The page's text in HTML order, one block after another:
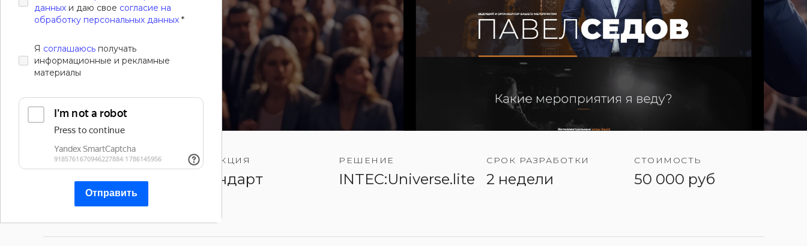
данных и даю свое согласие на
обработку персональных данных *
Я соглашаюсь получать
информационные и рекламные
материалы
Отправить
ТИП CMS
1C-Битрикс
РЕДАКЦИЯ
Стандарт
РЕШЕНИЕ
INTEC:Universe.lite
СРОК РАЗРАБОТКИ
2 недели
СТОИМОСТЬ
50 000 руб